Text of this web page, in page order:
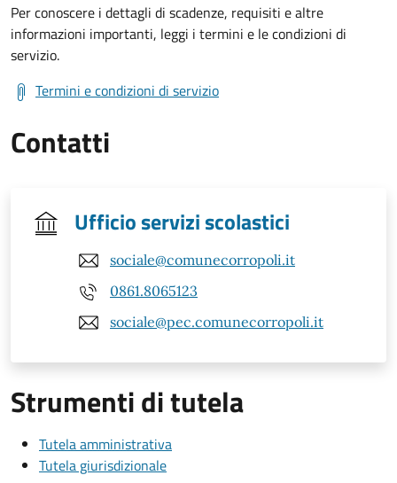
Per conoscere i dettagli di scadenze, requisiti e altre
informazioni importanti, leggi i termini e le condizioni di
servizio.
Termini e condizioni di servizio
Contatti
Ufficio servizi scolastici
sociale@comunecorropoli.it
0861.8065123
sociale@pec.comunecorropoli.it
Strumenti di tutela
Tutela amministrativa
Tutela giurisdizionale